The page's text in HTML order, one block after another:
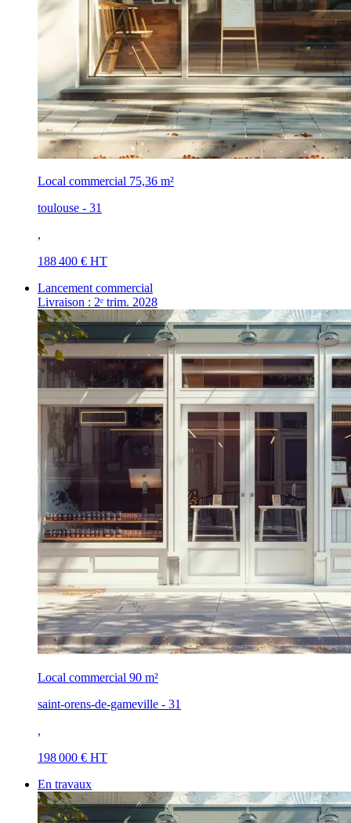
Local commercial 75,36 m²
toulouse - 31
,
188 400 € HT
Lancement commercial
Livraison : 2ᵉ trim. 2028
Local commercial 90 m²
saint-orens-de-gameville - 31
,
198 000 € HT
En travaux